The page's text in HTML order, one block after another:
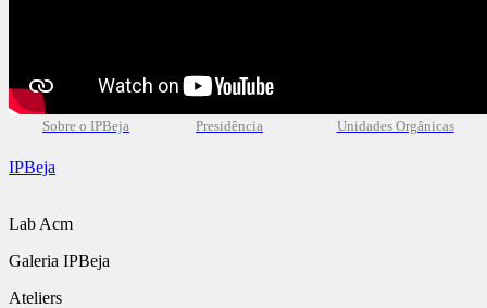
Sobre o IPBeja Presidência Unidades Orgânicas
IPBeja
Lab Acm
Galeria IPBeja
Ateliers